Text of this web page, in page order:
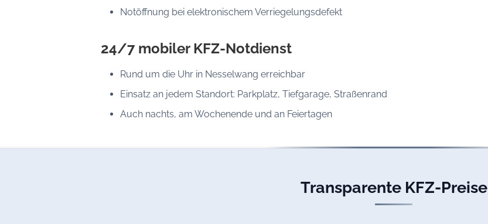
Notöffnung bei elektronischem Verriegelungsdefekt
24/7 mobiler KFZ-Notdienst
Rund um die Uhr in Nesselwang erreichbar
Einsatz an jedem Standort: Parkplatz, Tiefgarage, Straßenrand
Auch nachts, am Wochenende und an Feiertagen
Transparente KFZ-Preise